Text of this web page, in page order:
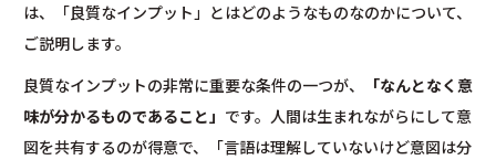
は、「良質なインプット」とはどのようなものなのかについて、
ご説明します。
良質なインプットの非常に重要な条件の一つが、
「なんとなく意
味が分かるものであること」 です。人間は生まれながらにして意
図を共有するのが得意で、「言語は理解していないけど意図は分